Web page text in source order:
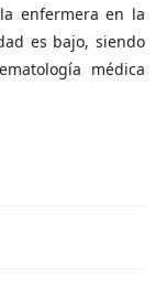
enfermera en la
es bajo, siendo
médica